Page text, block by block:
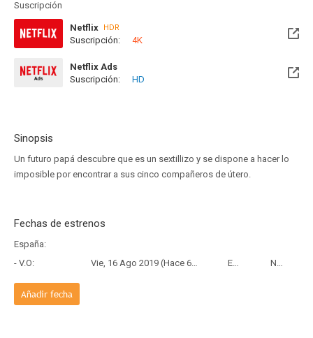
Suscripción
Netflix HDR
Suscripción: 4K
Netflix Ads
Suscripción:
HD
Sinopsis
Un futuro papá descubre que es un sextillizo y se dispone a hacer lo
imposible por encontrar a sus cinco compañeros de útero.
Fechas de estrenos
España:
- V.O:
Vie, 16 Ago 2019 (Hace 6 años y 11 meses) Estreno Netflix
Añadir fecha